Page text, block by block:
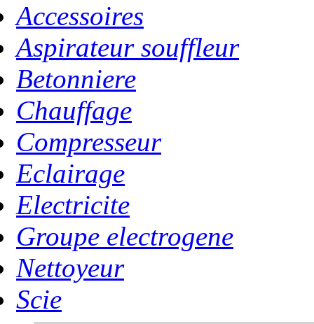
Accessoires
Aspirateur souffleur
Betonniere
Chauffage
Compresseur
Eclairage
Electricite
Groupe electrogene
Nettoyeur
Scie